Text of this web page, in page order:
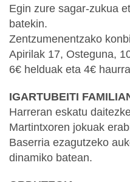
Egin zure sagar-zukua
batekin.
Zentzumenentzako
Apirilak 17, Osteguna,
6€ helduak eta 4€
IGARTUBEITI
Harreran eskatu
Martintxoren jokuak
Baserria ezagutzeko
dinamiko batean.